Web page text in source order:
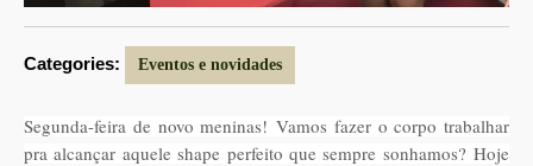
Categories: Eventos e novidades
Segunda-feira de novo meninas! Vamos fazer o corpo trabalhar
pra alcançar aquele shape perfeito que sempre sonhamos? Hoje